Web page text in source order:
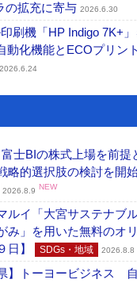
の拡充に寄与 2026.6.30
刷機「HP Indigo 7K+
動化機能とECOプリン
2026.6.24
士BIの株式上場を前提
略的選択肢の検討を
2026.8.9 NEW
ルイ「大宮サステナブ
み」を用いた無料のオ
日】
SDGs・地域 2026.8.8
】トーヨービジネス